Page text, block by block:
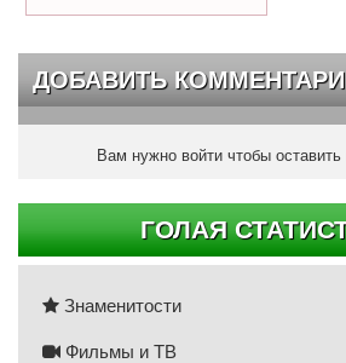
ДОБАВИТЬ
Вам нужно войти чтобы
ГОЛАЯ
Знаменитости
Фильмы и ТВ